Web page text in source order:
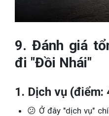
9. Đánh giá
đi "Đồi Nhái"
1. Dịch vụ (điểm:
😕 Ở đây "dịch vụ"